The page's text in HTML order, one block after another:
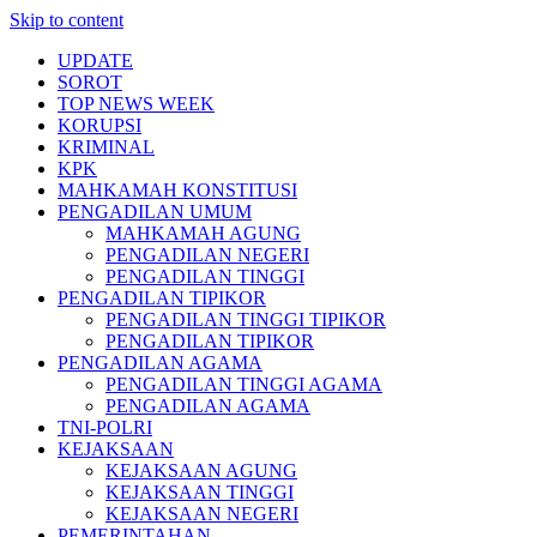
Skip to content
UPDATE
SOROT
TOP NEWS WEEK
KORUPSI
KRIMINAL
KPK
MAHKAMAH KONSTITUSI
PENGADILAN UMUM
MAHKAMAH AGUNG
PENGADILAN NEGERI
PENGADILAN TINGGI
PENGADILAN TIPIKOR
PENGADILAN TINGGI TIPIKOR
PENGADILAN TIPIKOR
PENGADILAN AGAMA
PENGADILAN TINGGI AGAMA
PENGADILAN AGAMA
TNI-POLRI
KEJAKSAAN
KEJAKSAAN AGUNG
KEJAKSAAN TINGGI
KEJAKSAAN NEGERI